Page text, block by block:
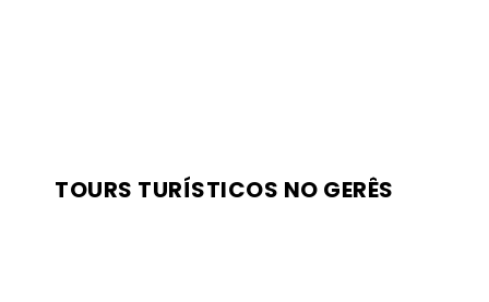
TOURS TURÍSTICOS NO GERÊS